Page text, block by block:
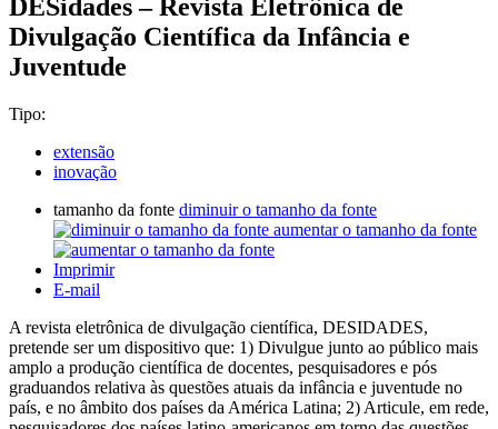
DESidades – Revista Eletrônica de
Divulgação Científica da Infância e
Juventude
Tipo:
extensão
inovação
tamanho da fonte diminuir o tamanho da fonte
aumentar o tamanho da fonte
Imprimir
E-mail
A revista eletrônica de divulgação científica, DESIDADES,
pretende ser um dispositivo que: 1) Divulgue junto ao público mais
amplo a produção científica de docentes, pesquisadores e pós
graduandos relativa às questões atuais da infância e juventude no
país, e no âmbito dos países da América Latina; 2) Articule, em rede,